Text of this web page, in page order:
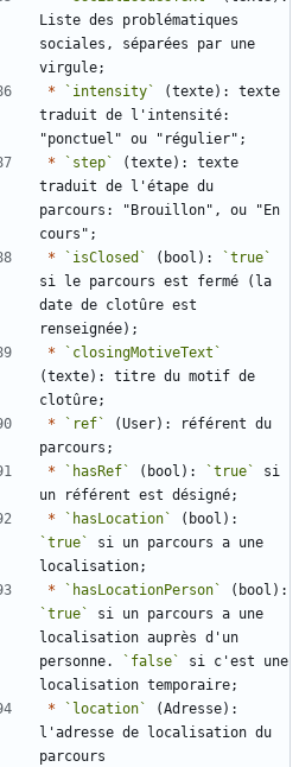
Liste des problématiques
sociales, séparées par une
*
`intensity`
(texte): texte
traduit de l'intensité:
*
`step`
(texte): texte
traduit de l'étape du
parcours: "Brouillon", ou "En
*
`isClosed` (bool):
`true`
si le parcours est fermé (la
date de clotûre est
*
`closingMotiveText`
(texte): titre du motif de
*
`ref`
(User): référent du
*
`hasRef` (bool): `true`
si
*
`hasLocation`
`true`
si un parcours a une
*
`hasLocationPerson`
`true`
si un parcours a une
localisation auprès d'un
personne.
`false`
si c'est une
*
`location`
(Adresse):
l'adresse de localisation du